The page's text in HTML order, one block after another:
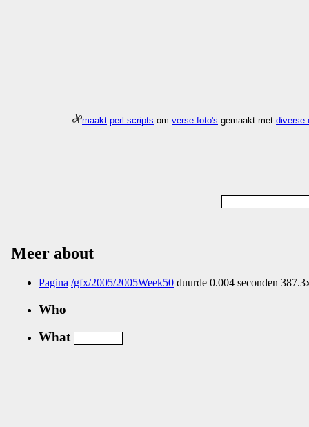
maakt perl scripts omverse foto's gemaakt metdiverse
Meer about
Pagina /gfx/2005/2005Week50 duurde 0.004 seconden
Who
What